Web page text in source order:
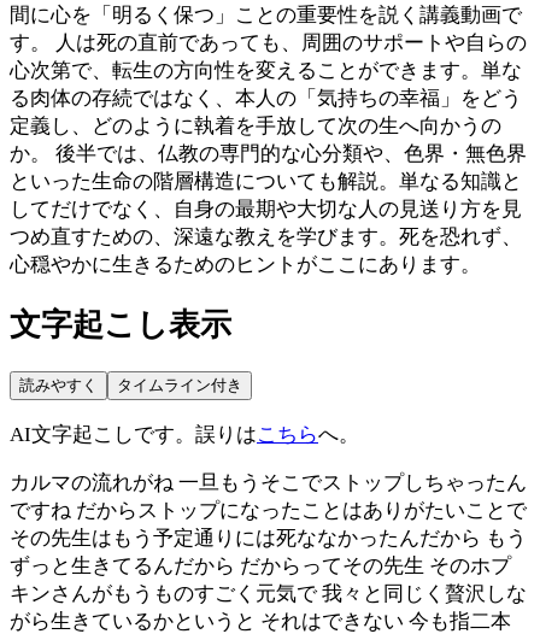
間に心を「明るく保つ」ことの重要性を説く講義動画で
す。 人は死の直前であっても、周囲のサポートや自らの
心次第で、転生の方向性を変えることができます。単な
る肉体の存続ではなく、本人の「気持ちの幸福」をどう
定義し、どのように執着を手放して次の生へ向かうの
か。 後半では、仏教の専門的な心分類や、色界・無色界
といった生命の階層構造についても解説。単なる知識と
してだけでなく、自身の最期や大切な人の見送り方を見
つめ直すための、深遠な教えを学びます。死を恐れず、
心穏やかに生きるためのヒントがここにあります。
文字起こし表示
読みやすく タイムライン付き
AI文字起こしです。誤りはこちらへ。
カルマの流れがね 一旦もうそこでストップしちゃったん
ですね だからストップになったことはありがたいことで
その先生はもう予定通りには死ななかったんだから もう
ずっと生きてるんだから だからってその先生 そのホプ
キンさんがもうものすごく元気で 我々と同じく贅沢しな
がら生きているかというと それはできない 今も指二本